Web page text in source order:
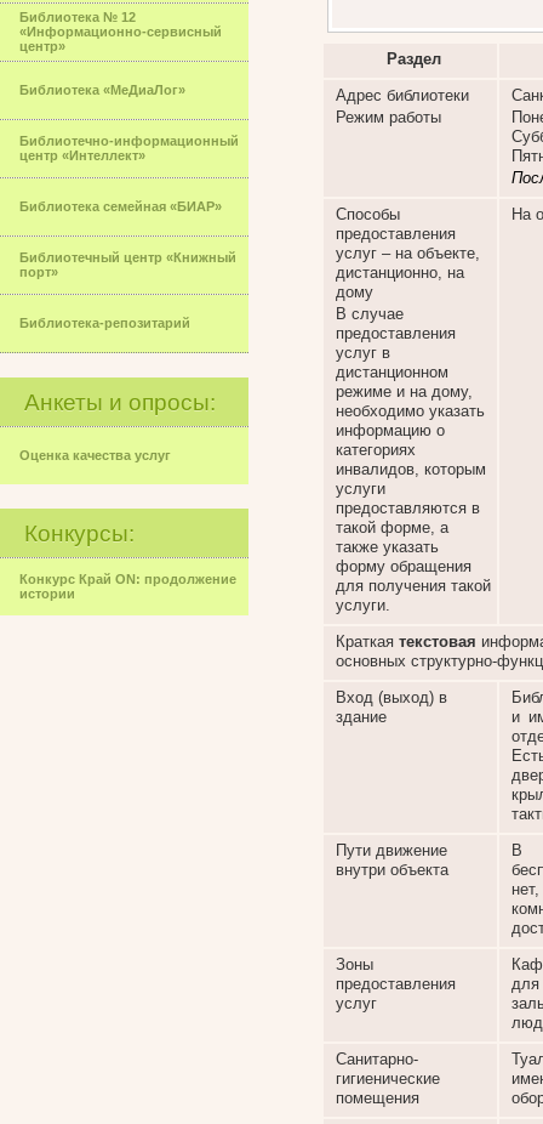
Библиотека № 12
«Информационно-сервисный
центр»
Библиотека «МеДиаЛог»
Библиотечно-информационный
центр «Интеллект»
Библиотека семейная «БИАР»
Библиотечный центр «Книжный
порт»
Библиотека-репозитарий
Анкеты и опросы:
Оценка качества услуг
Конкурсы:
Конкурс Край ON: продолжение
истории
Раздел
Адрес библиотеки
Режим работы
Способы
предоставления
услуг – на объекте,
дистанционно, на
дому
В случае
предоставления
услуг в
дистанционном
режиме и на дому,
необходимо указать
информацию о
категориях
инвалидов, которым
услуги
предоставляются в
такой форме, а
также указать
форму обращения
для получения такой
услуги.
На
Краткая текстовая
основных структурно-
Вход (выход) в
здание
и
Пути движение
внутри объекта
В
Зоны
предоставления
услуг
для
Санитарно-
гигиенические
помещения